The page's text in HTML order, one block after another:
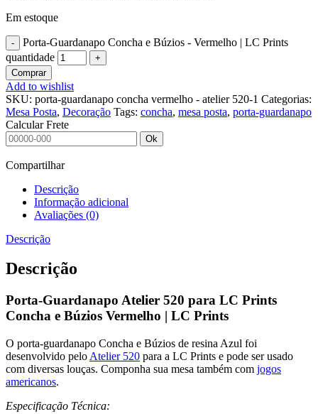
Em estoque
Porta-Guardanapo Concha e Búzios - Vermelho | LC Prints
quantidade
Comprar
Add to wishlist
SKU: porta-guardanapo concha vermelho - atelier 520-1 Categorias:
Mesa Posta, Decoração Tags: concha, mesa posta, porta-guardanapo
Calcular Frete
Ok
Compartilhar
Descrição
Informação adicional
Avaliações (0)
Descrição
Descrição
Porta-Guardanapo Atelier 520 para LC Prints
Concha e Búzios Vermelho | LC Prints
O porta-guardanapo Concha e Búzios de resina Azul foi
desenvolvido pelo Atelier 520 para a LC Prints e pode ser usado
com diversas louças. Componha sua mesa também com jogos
americanos.
Especificação Técnica: